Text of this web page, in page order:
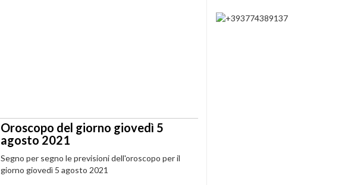
Oroscopo del giorno giovedì 5
agosto 2021
Segno per segno le previsioni dell'oroscopo per il
giorno giovedì 5 agosto 2021